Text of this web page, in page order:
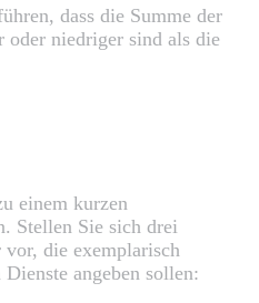
dass die Summe der
oder niedriger sind als die
einem kurzen
Stellen Sie sich drei
die exemplarisch
angeben sollen: